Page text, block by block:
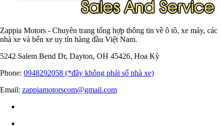
Zappia Motors - Chuyên trang tổng hợp thông tin về ô tô, xe máy, các
nhà xe và bến xe uy tín hàng đầu Việt Nam.
5242 Salem Bend Dr, Dayton, OH 45426, Hoa Kỳ
Phone: 0948292058 (*đây không phải số nhà xe)
Email: zappiamotorscom@gmail.com